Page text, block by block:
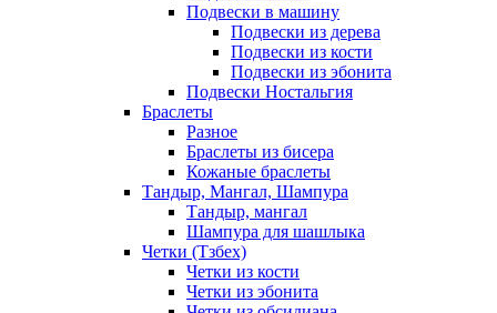
Подвески в машину
Подвески из дерева
Подвески из кости
Подвески из эбонита
Подвески Ностальгия
Браслеты
Разное
Браслеты из бисера
Кожаные браслеты
Тандыр, Мангал, Шампура
Тандыр, мангал
Шампура для шашлыка
Четки (Тзбех)
Четки из кости
Четки из эбонита